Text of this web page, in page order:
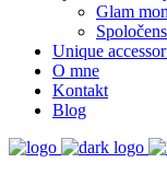
Glam
Unique
O mne
Kontakt
Blog